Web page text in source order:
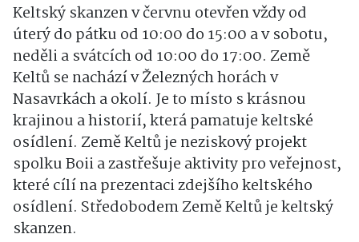
Keltský skanzen v červnu otevřen vždy od
úterý do pátku od 10:00 do 15:00 a v sobotu,
neděli a svátcích od 10:00 do 17:00. Země
Keltů se nachází v Železných horách v
Nasavrkách a okolí. Je to místo s krásnou
krajinou a historií, která pamatuje keltské
osídlení. Země Keltů je neziskový projekt
spolku Boii a zastřešuje aktivity pro veřejnost,
které cílí na prezentaci zdejšího keltského
osídlení. Středobodem Země Keltů je keltský
skanzen.